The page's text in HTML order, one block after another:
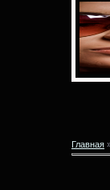
Главная